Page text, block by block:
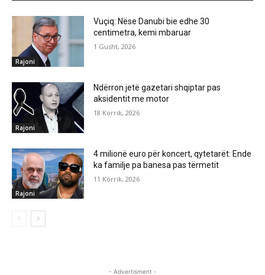
Rajoni
Vuçiq: Nëse Danubi bie edhe 30
centimetra, kemi mbaruar
1 Gusht, 2026
Rajoni
Ndërron jetë gazetari shqiptar pas
aksidentit me motor
18 Korrik, 2026
Rajoni
4 milionë euro për koncert, qytetarët: Ende
ka familje pa banesa pas tërmetit
11 Korrik, 2026
- Advertisment -